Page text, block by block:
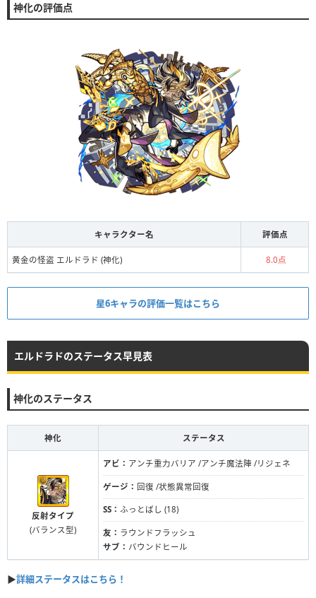
神化の評価点
キャラクター名 評価点
黄金の怪盗 エルドラド (神化) 8.0点
星6キャラの評価一覧はこちら
エルドラドのステータス早見表
神化のステータス
神化 ステータス
反射タイプ
(バランス型)
アビ： アンチ重力バリア /アンチ魔法陣 /リジェネ
ゲージ： 回復 /状態異常回復
SS： ふっとばし (18)
友： ラウンドフラッシュ
サブ： バウンドヒール
▶詳細ステータスはこちら！